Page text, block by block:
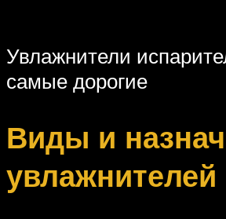
Увлажнители
самые дорогие
Виды и
увлажнителей